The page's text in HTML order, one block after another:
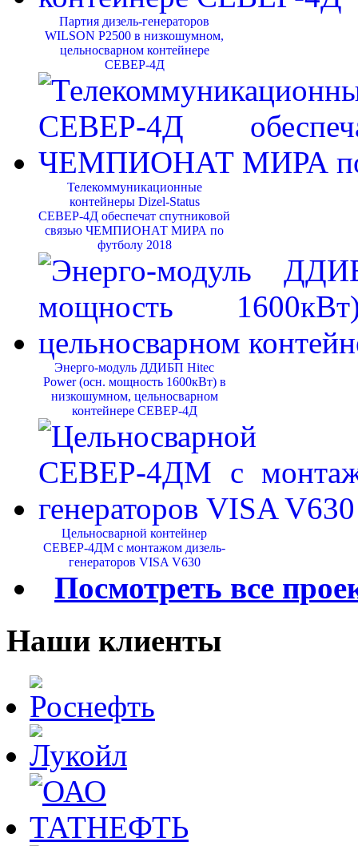
Партия дизель-генераторов
WILSON P2500 в низкошумном,
цельносварном контейнере
СЕВЕР-4Д
Телекоммуникационные
контейнеры Dizel-Status
СЕВЕР-4Д обеспечат спутниковой
связью ЧЕМПИОНАТ МИРА по
футболу 2018
Энерго-модуль ДДИБП Hitec
Power (осн. мощность 1600кВт) в
низкошумном, цельносварном
контейнере СЕВЕР-4Д
Цельносварной контейнер
СЕВЕР-4ДМ с монтажом дизель-
генераторов VISA V630
Посмотреть все
Наши клиенты